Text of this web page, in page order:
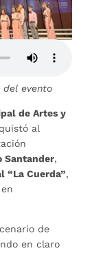
del evento
de Artes y
al
Santander,
“La Cuerda”,
de
en claro